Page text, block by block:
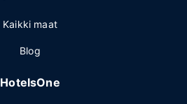
Kaikki maat
Blog
HotelsOne